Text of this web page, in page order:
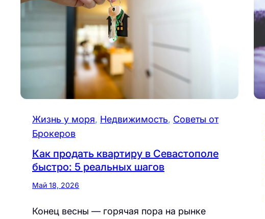
Жизнь у моря, Недвижимость, Советы от
Брокеров
Как продать квартиру в Севастополе
быстро: 5 реальных шагов
Май 18, 2026
Конец весны — горячая пора на рынке